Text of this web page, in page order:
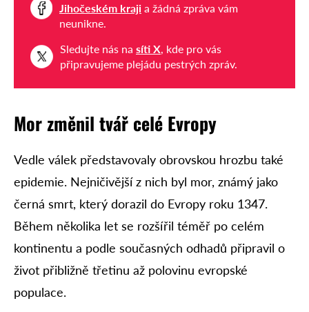
Jihočeském kraji a žádná zpráva vám
neunikne.
Sledujte nás na síti X, kde pro vás
připravujeme plejádu pestrých zpráv.
Mor změnil tvář celé Evropy
Vedle válek představovaly obrovskou hrozbu také
epidemie. Nejničivější z nich byl mor, známý jako
černá smrt, který dorazil do Evropy roku 1347.
Během několika let se rozšířil téměř po celém
kontinentu a podle současných odhadů připravil o
život přibližně třetinu až polovinu evropské
populace.